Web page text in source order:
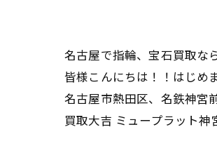
名古屋で指輪、宝石買取な
皆様こんにちは！！はじめ
名古屋市熱田区、名鉄神宮
買取大吉 ミュープラット神